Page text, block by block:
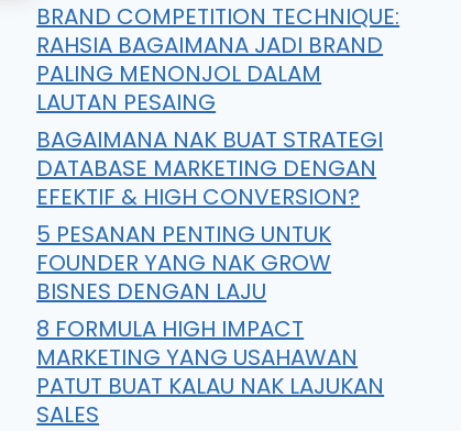
BRAND COMPETITION TECHNIQUE:
RAHSIA BAGAIMANA JADI BRAND
PALING MENONJOL DALAM
LAUTAN PESAING
BAGAIMANA NAK BUAT STRATEGI
DATABASE MARKETING DENGAN
EFEKTIF & HIGH CONVERSION?
5 PESANAN PENTING UNTUK
FOUNDER YANG NAK GROW
BISNES DENGAN LAJU
8 FORMULA HIGH IMPACT
MARKETING YANG USAHAWAN
PATUT BUAT KALAU NAK LAJUKAN
SALES